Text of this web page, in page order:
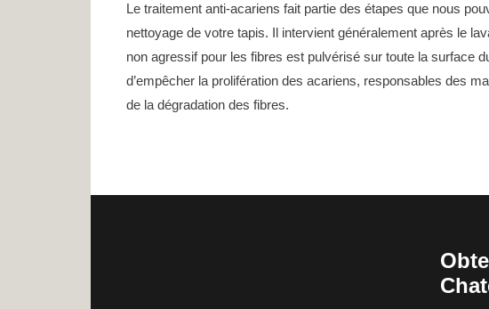
Le traitement anti-acariens fait partie des étapes que nous
nettoyage de votre tapis. Il intervient généralement après le
non agressif pour les fibres est pulvérisé sur toute la surface
d’empêcher la prolifération des acariens, responsables des
de la dégradation des fibres.